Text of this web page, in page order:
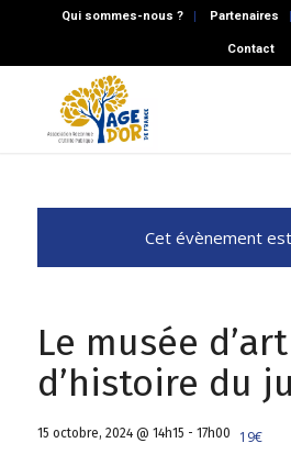
Qui sommes-nous ? Partenaires
Contact
Cet évènement
Le musée
d’histoire du
15 octobre, 2024 @ 14h15 - 17h00 19€